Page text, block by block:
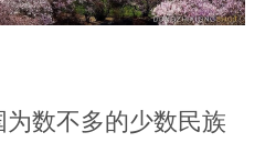
数不多的少数民族